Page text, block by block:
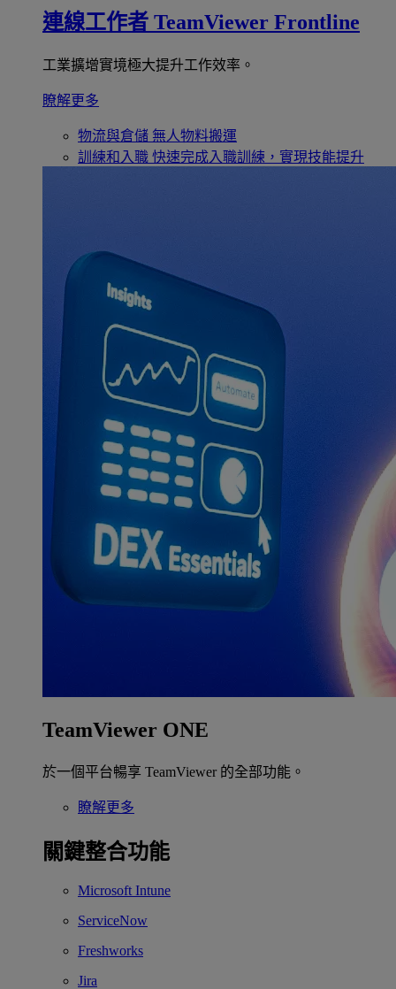
連線工作者 TeamViewer Frontline
工業擴增實境極大提升工作效率。
瞭解更多
物流與倉儲 無人物料搬運
訓練和入職 快速完成入職訓練，實現技能提升
TeamViewer ONE
於一個平台暢享 TeamViewer 的全部功能。
瞭解更多
關鍵整合功能
Microsoft Intune
ServiceNow
Freshworks
Jira